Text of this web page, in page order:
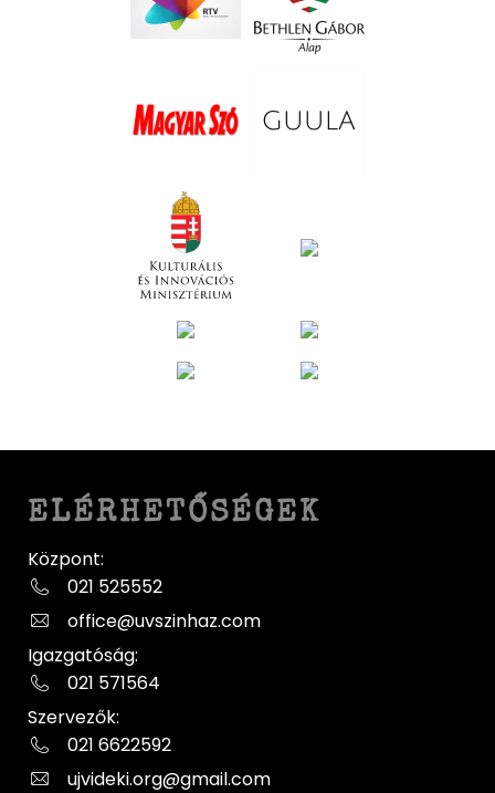
ELÉRHETŐSÉGEK
Központ:
021 525552
office@uvszinhaz.com
Igazgatóság:
021 571564
Szervezők:
021 6622592
ujvideki.org@gmail.com